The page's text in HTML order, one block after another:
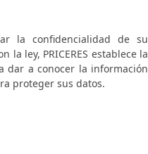
la confidencialidad de su
la ley, PRICERES establece la
dar a conocer la información
proteger sus datos.